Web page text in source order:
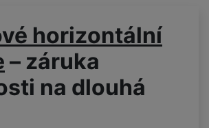
horizontální
– záruka
na dlouhá